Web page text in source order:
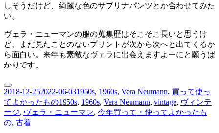
しそうだけど、綺麗な色のサブリナパンツとか合わせてみた
い。
ヴェラ・ニューマンの服の蒐集歴はそこそこ長いと思うけ
ど、まだ見たことのないプリントが次から次へと出てくるか
ら面白い。来年も素敵なヴェラに出会えますよーにと願うば
かりです。
投
稿
日:
2018-12-252022-06-03カ
テ
ゴ
1950s, 1960s, Vera Neumann, 買って使っ
てよかったものタ
グ
1950s, 1960s, Vera Neumann, vintage, ヴィンテ
ージ, ヴェラ・ニューマン, 今年買って・使ってよかったも
の, 古着